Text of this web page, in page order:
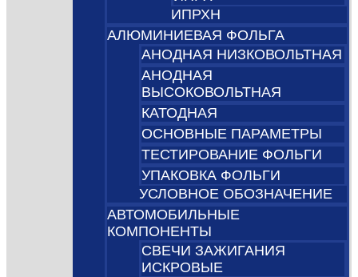
ИПРХН
АЛЮМИНИЕВАЯ ФОЛЬГА
АНОДНАЯ НИЗКОВОЛЬТНАЯ
АНОДНАЯ
ВЫСОКОВОЛЬТНАЯ
КАТОДНАЯ
ОСНОВНЫЕ ПАРАМЕТРЫ
ТЕСТИРОВАНИЕ ФОЛЬГИ
УПАКОВКА ФОЛЬГИ
УСЛОВНОЕ ОБОЗНАЧЕНИЕ
АВТОМОБИЛЬНЫЕ
КОМПОНЕНТЫ
СВЕЧИ ЗАЖИГАНИЯ
ИСКРОВЫЕ